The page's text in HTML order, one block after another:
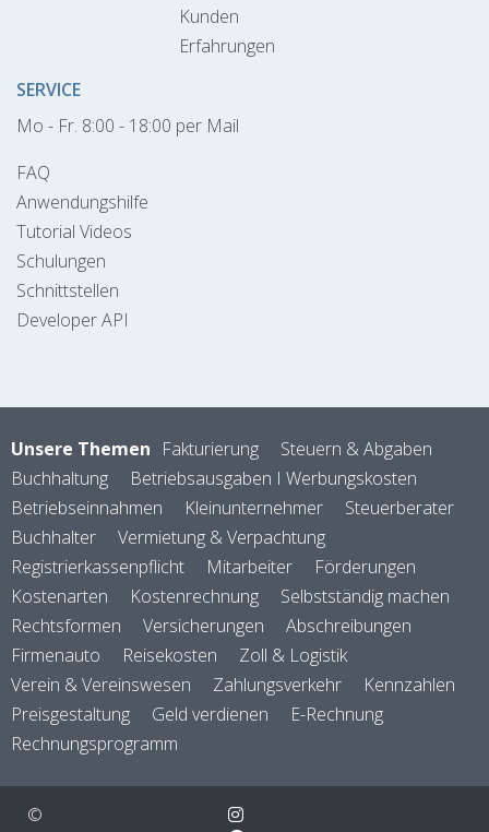
Kunden
Erfahrungen
SERVICE
Mo - Fr. 8:00 - 18:00 per Mail
FAQ
Anwendungshilfe
Tutorial Videos
Schulungen
Schnittstellen
Developer API
Unsere Themen Fakturierung
Steuern & Abgaben
Buchhaltung
Betriebsausgaben I Werbungskosten
Betriebseinnahmen
Kleinunternehmer
Steuerberater
Buchhalter
Vermietung & Verpachtung
Registrierkassenpflicht
Mitarbeiter
Förderungen
Kostenarten
Kostenrechnung
Selbstständig machen
Rechtsformen
Versicherungen
Abschreibungen
Firmenauto
Reisekosten
Zoll & Logistik
Verein & Vereinswesen
Zahlungsverkehr
Kennzahlen
Preisgestaltung
Geld verdienen
E-Rechnung
Rechnungsprogramm
©